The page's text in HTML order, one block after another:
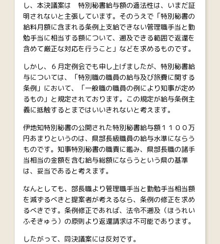
し、本決議案は 特別秘書給与額の適法性は、いまだ証
明されないと主張しています。そのうえで「特別秘書の
給料月額に含まれる条例上支給できない管理職手当と勤
勉手当に相当する額について、遡及できる範囲で返還を
含めて厳正な対応を行うこと」などを求めるものです。
しかし、６月定例会でも申し上げましたが、特別秘書給
与については、「特別職の職員の給与及び旅費に関する
条例」において、「一般職の職員の例により知事が定め
るもの」と規定されております。この規定が給与条例主
義に抵触するとまではいいきれないと考えます。
伊地知特別秘書の公開された特別秘書給与額１１００万
円あまりというのは、県部長級職員の給与水準にならう
ものです。知事特別秘書の職責に鑑み、県部長職の諸手
当相当の金額を含む給与総額にならうという県の基準
は、妥当であると考えます。
なんとしても、部長職より管理職手当と勤勉手当相当額
を減ずるべきと提案者が考えるなら、条例の修正を求め
るべきです。条例修正であれば、法令不遡及（ほうれい
ふそきゅう）の原則より返還請求は不可能であります。
したがって、同決議案には反対です。